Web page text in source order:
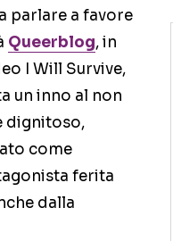
parlare a favore
Queerblog, in
I Will Survive,
un inno al non
dignitoso,
come
ferita
dalla